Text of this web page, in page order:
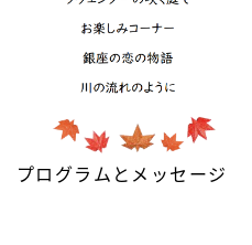
プログラムとメッセージ